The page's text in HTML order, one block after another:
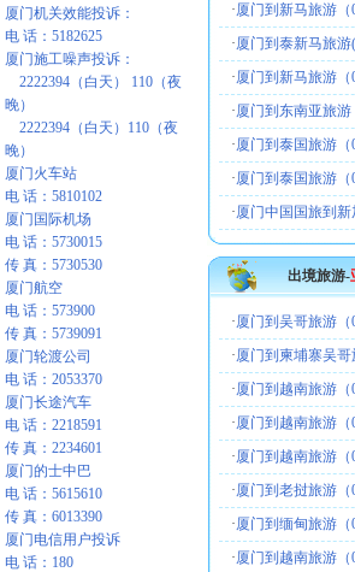
厦门机关效能投诉：
电 话：5182625
厦门施工噪声投诉：
2222394（白天） 110（夜
晚）
2222394（白天）110（夜
晚）
厦门火车站
电 话：5810102
厦门国际机场
电 话：5730015
传 真：5730530
厦门航空
电 话：573900
传 真：5739091
厦门轮渡公司
电 话：2053370
厦门长途汽车
电 话：2218591
传 真：2234601
厦门的士中巴
电 话：5615610
传 真：6013390
厦门电信用户投诉
电 话：180
·厦门到新马旅游
·厦门到泰新马旅
·厦门到新马旅游
·厦门到东南亚旅
·厦门到泰国旅游
·厦门到泰国旅游
·厦门中国国旅到新
出境旅游-
·厦门到吴哥旅游
·厦门到柬埔寨吴
·厦门到越南旅游
·厦门到越南旅游
·厦门到越南旅游
·厦门到老挝旅游
·厦门到缅甸旅游
·厦门到越南旅游